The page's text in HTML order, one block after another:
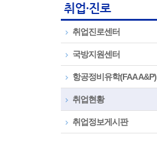
취업·진로
취업진로센터
국방지원센터
항공정비유학(FAA A&P)
취업현황
취업정보게시판